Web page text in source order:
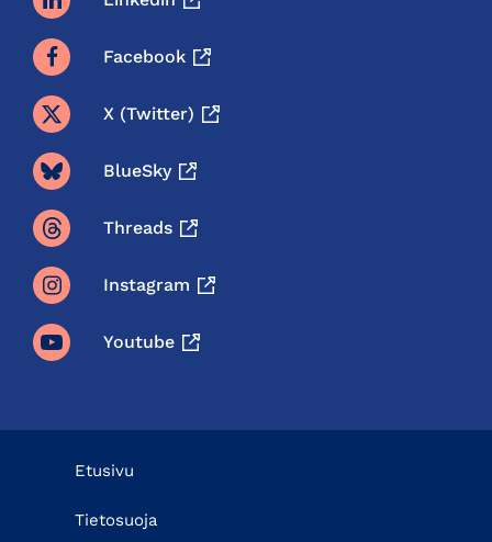
Facebook
X (twitter)
BlueSky
Threads
Instagram
Youtube
Etusivu
Tietosuoja